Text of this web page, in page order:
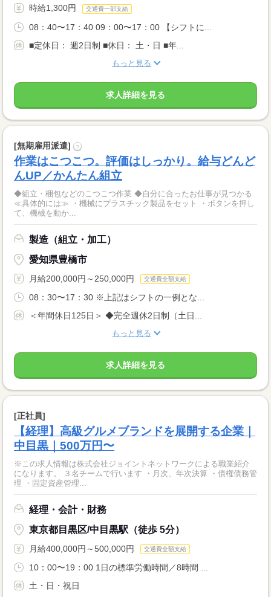
時給1,300円 交通費一部支給
08：40〜17：40 09：00〜17：00 【シフトに...
■定休日： 週2日制 ■休日： 土・日 ■年...
もっと見る
求人詳細を見る
[無期雇用派遣] ?
作業はこつこつ。評価はしっかり。給与どんど
んUP／かんたん組立
◆組立・梱包などのこつこつ作業 ◆自分に合ったお仕事が見つかる
≪具体的には≫ ・機械にプラスチック製品をセット ・ボタンを押し
て、機械を動か...
製造（組立・加工）
愛知県豊橋市
月給200,000円～250,000円 交通費全額支給
08：30〜17：30 ※上記はシフトの一例とな...
＜年間休日125日＞ ◆完全週休2日制（土日...
もっと見る
求人詳細を見る
[正社員]
【経理】高級グルメブランドを展開する企業｜
中目黒｜500万円〜
※この求人情報は株式会社ジョイントネットワークによる職業紹介
になります。 ３名チームで行います ・月次、年次決算 ・債権債務管
理 ・固定資産管理...
経理・会計・財務
東京都目黒区/中目黒駅（徒歩 5分）
月給400,000円～500,000円 交通費全額支給
10：00〜19：00 1日の標準労働時間／8時間 ...
土・日・祝日